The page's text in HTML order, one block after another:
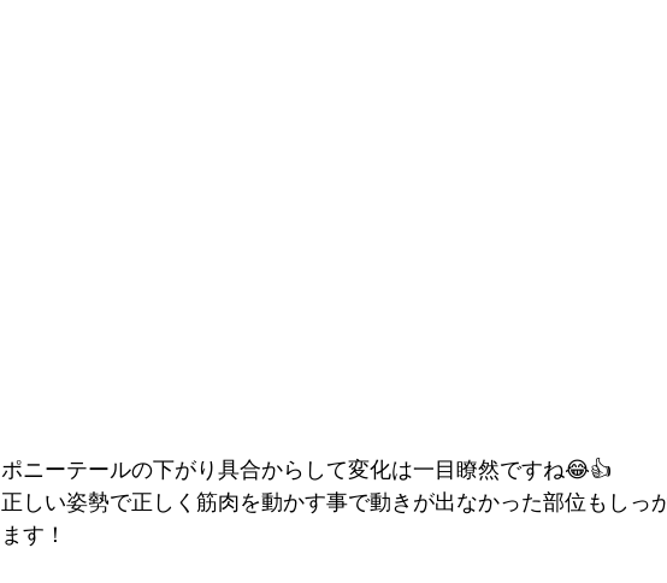
ポニーテールの下がり具合からして変化は一目瞭然ですね😂👍
正しい姿勢で正しく筋肉を動かす事で動きが出なかった部位もしっ
ます！